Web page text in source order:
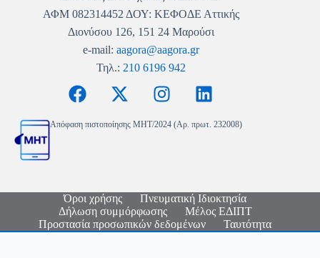
ΑΦΜ 082314452 ΔΟΥ: ΚΕΦΟΔΕ Αττικής
Διονύσου 126, 151 24 Μαρούσι
e-mail: aagora@aagora.gr
Τηλ.: 210 6196 942
Απόφαση πιστοποίησης MHT/2024 (Αρ. πρωτ. 232008)
Όροι χρήσης
Πνευματική Ιδιοκτησία
Δήλωση συμμόρφωσης
Μέλος ΕΔΙΠΤ
Προστασία προσωπικών δεδομένων
Ταυτότητα